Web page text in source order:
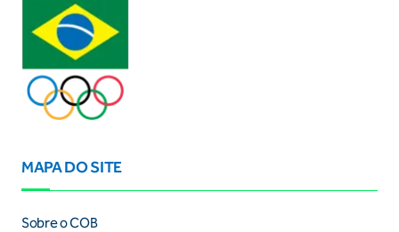
MAPA DO SITE
Sobre o COB